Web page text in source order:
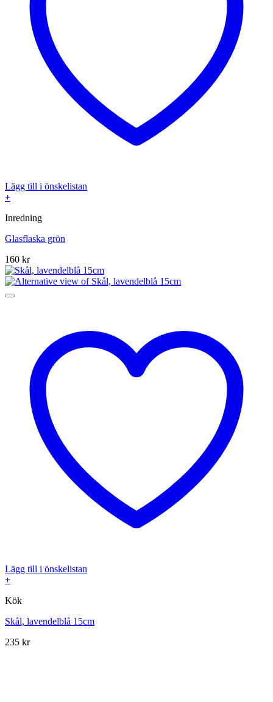
Lägg till i önskelistan
+
Inredning
Glasflaska grön
160 kr
Lägg till i önskelistan
+
Kök
Skål, lavendelblå 15cm
235 kr